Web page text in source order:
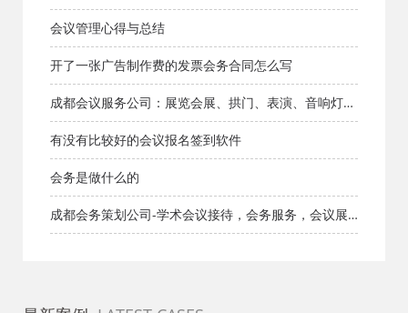
会议管理心得与总结
开了一张广告制作费的发票会务合同怎么写
成都会议服务公司：展览会展、拱门、表演、音响灯光
租赁
有没有比较好的会议报名签到软件
会务是做什么的
成都会务策划公司-学术会议接待，会务服务，会议展